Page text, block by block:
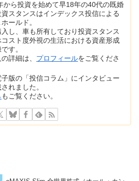
から投資を始めて早18年の40代の既婚
スタンスはインデックス投信による
ールド。
し、車も所有しており投資スタンス
コスト度外視の生活における資産形成
す。
詳細は、 プロフィールをご覧くださ
子版の「投信コラム」にインタビュー
れました。
もご覧ください。